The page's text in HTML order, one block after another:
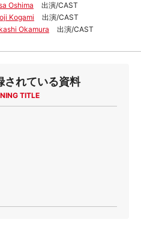
Oshima
出演/CAST
Kogami
出演/CAST
Okamura
出演/CAST
されている資料
TITLE